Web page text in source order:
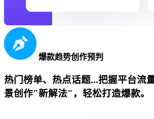
爆款趋势创作预判
热门榜单、热点话题...把握平台流
景创作"新解法"，轻松打造爆款。